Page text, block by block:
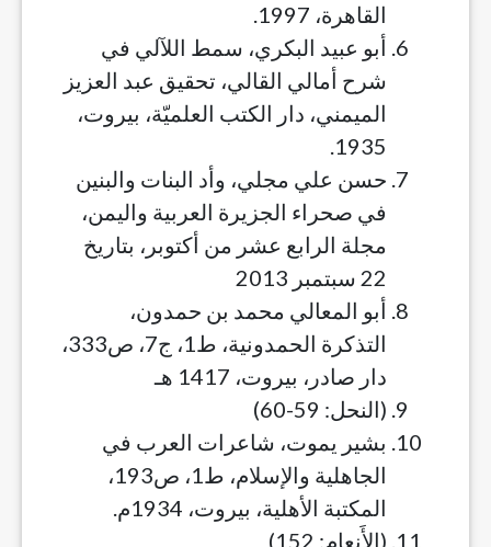
القاهرة، 1997.
أبو عبيد البكري، سمط اللآلي في
شرح أمالي القالي، تحقيق عبد العزيز
الميمني، دار الكتب العلميّة، بيروت،
1935.
حسن علي مجلي، وأد البنات والبنين
في صحراء الجزيرة العربية واليمن،
مجلة الرابع عشر من أكتوبر، بتاريخ
22 سبتمبر 2013
أبو المعالي محمد بن حمدون،
التذكرة الحمدونية، ط1، ج7، ص333،
دار صادر، بيروت، 1417 هـ
(النحل: 59-60)
بشير يموت، شاعرات العرب في
الجاهلية والإسلام، ط1، ص193،
المكتبة الأهلية، بيروت، 1934م.
(الأَنعام: 152)